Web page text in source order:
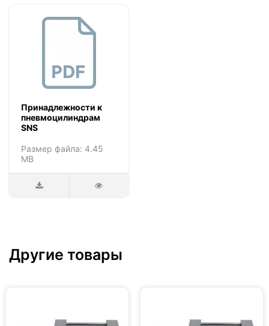
Принадлежности к
пневмоцилиндрам
SNS
Размер файла: 4.45
MB
Другие товары